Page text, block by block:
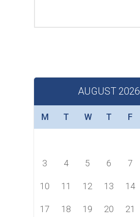
AUGUST 2026
M T W T F
3 4 5 6 7
10 11 12 13 14
17 18 19 20 21